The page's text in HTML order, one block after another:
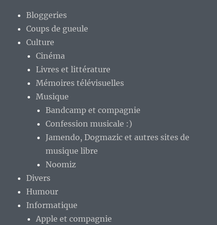
Bloggeries
Coups de gueule
Culture
Cinéma
Livres et littérature
Mémoires télévisuelles
Musique
Bandcamp et compagnie
Confession musicale :)
Jamendo, Dogmazic et autres sites de
musique libre
Noomiz
Divers
Humour
Informatique
Apple et compagnie